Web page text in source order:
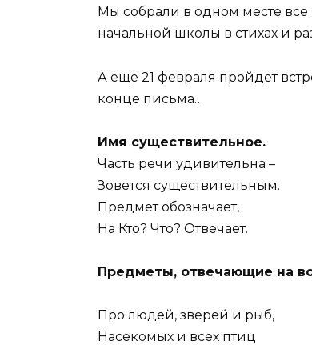
Мы собрали в одном месте все
начальной школы в стихах и
А еще 21 февраля пройдет
конце письма…
Имя существительное.
Часть речи удивительна –
Зовется существительным.
Предмет обозначает,
На Кто? Что? Отвечает.
Предметы, отвечающие на
Про людей, зверей и рыб,
Насекомых и всех птиц